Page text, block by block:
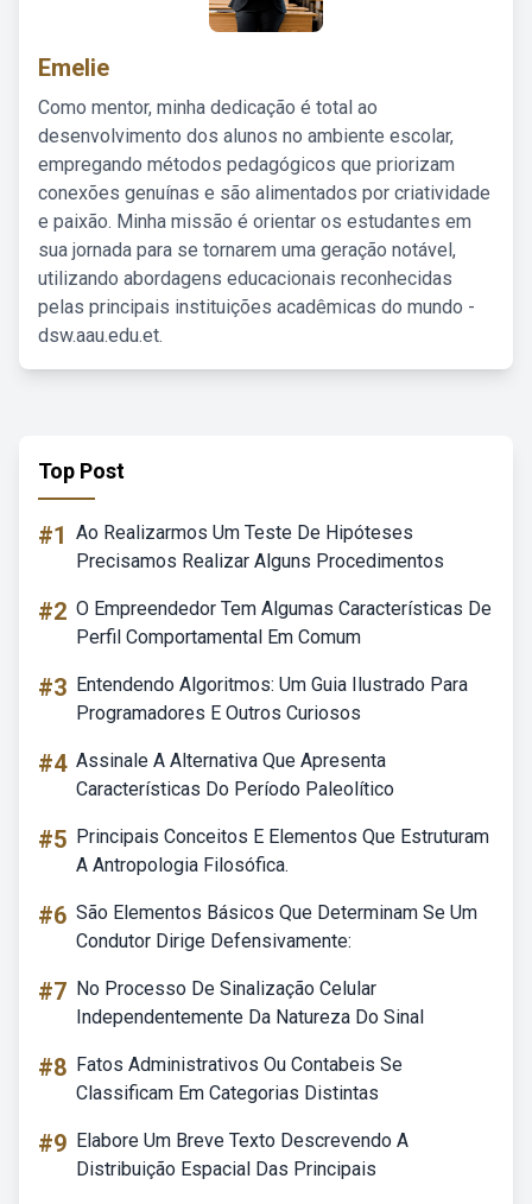
Emelie
Como mentor, minha dedicação é total ao
desenvolvimento dos alunos no ambiente escolar,
empregando métodos pedagógicos que priorizam
conexões genuínas e são alimentados por criatividade
e paixão. Minha missão é orientar os estudantes em
sua jornada para se tornarem uma geração notável,
utilizando abordagens educacionais reconhecidas
pelas principais instituições acadêmicas do mundo -
dsw.aau.edu.et.
Top Post
#1 Ao Realizarmos Um Teste De Hipóteses
Precisamos Realizar Alguns Procedimentos
#2 O Empreendedor Tem Algumas Características De
Perfil Comportamental Em Comum
#3 Entendendo Algoritmos: Um Guia Ilustrado Para
Programadores E Outros Curiosos
#4 Assinale A Alternativa Que Apresenta
Características Do Período Paleolítico
#5 Principais Conceitos E Elementos Que Estruturam
A Antropologia Filosófica.
#6 São Elementos Básicos Que Determinam Se Um
Condutor Dirige Defensivamente:
#7 No Processo De Sinalização Celular
Independentemente Da Natureza Do Sinal
#8 Fatos Administrativos Ou Contabeis Se
Classificam Em Categorias Distintas
#9 Elabore Um Breve Texto Descrevendo A
Distribuição Espacial Das Principais